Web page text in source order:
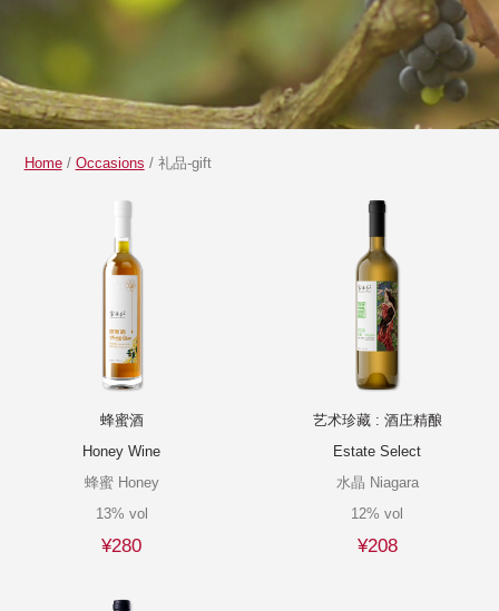
Home/ Occasions / 礼品-gift
蜂蜜酒
Honey Wine
蜂蜜 Honey
13% vol
¥280
艺术珍藏 : 酒庄精酿
Estate Select
水晶 Niagara
12% vol
¥208